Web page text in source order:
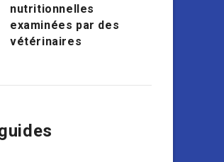
nutritionnelles
examinées par des
vétérinaires